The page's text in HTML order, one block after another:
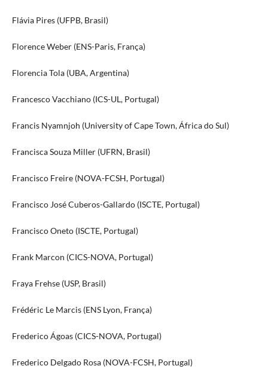
Flávia Pires (UFPB, Brasil)
Florence Weber (ENS-Paris, França)
Florencia Tola (UBA, Argentina)
Francesco Vacchiano (ICS-UL, Portugal)
Francis Nyamnjoh (University of Cape Town, África do Sul)
Francisca Souza Miller (UFRN, Brasil)
Francisco Freire (NOVA-FCSH, Portugal)
Francisco José Cuberos-Gallardo (ISCTE, Portugal)
Francisco Oneto (ISCTE, Portugal)
Frank Marcon (CICS-NOVA, Portugal)
Fraya Frehse (USP, Brasil)
Frédéric Le Marcis (ENS Lyon, França)
Frederico Ágoas (CICS-NOVA, Portugal)
Frederico Delgado Rosa (NOVA-FCSH, Portugal)